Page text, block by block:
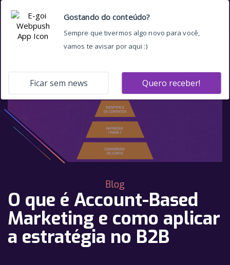
Blog
O que é Account-Based
Marketing e como aplicar
a estratégia no B2B